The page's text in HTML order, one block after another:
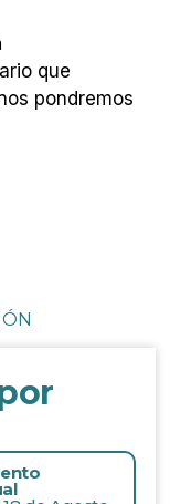
que
pondremos